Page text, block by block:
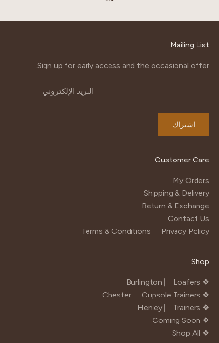
الانتقال إلى العنصر 1
الانتقال إلى العنصر 2
الانتقال إلى العنصر 3
Mailing List
Sign up for early access and the occasional offer.
اشتراك
Customer Care
My Orders
Shipping & Delivery
Return & Exchange
Contact Us
Terms & Conditions
Privacy Policy
Shop
❖
Burlington ⎸ Loafers
❖
Chester ⎸ Cupsole Trainers
❖
Henley ⎸ Trainers
❖
Coming Soon
❖
Shop All